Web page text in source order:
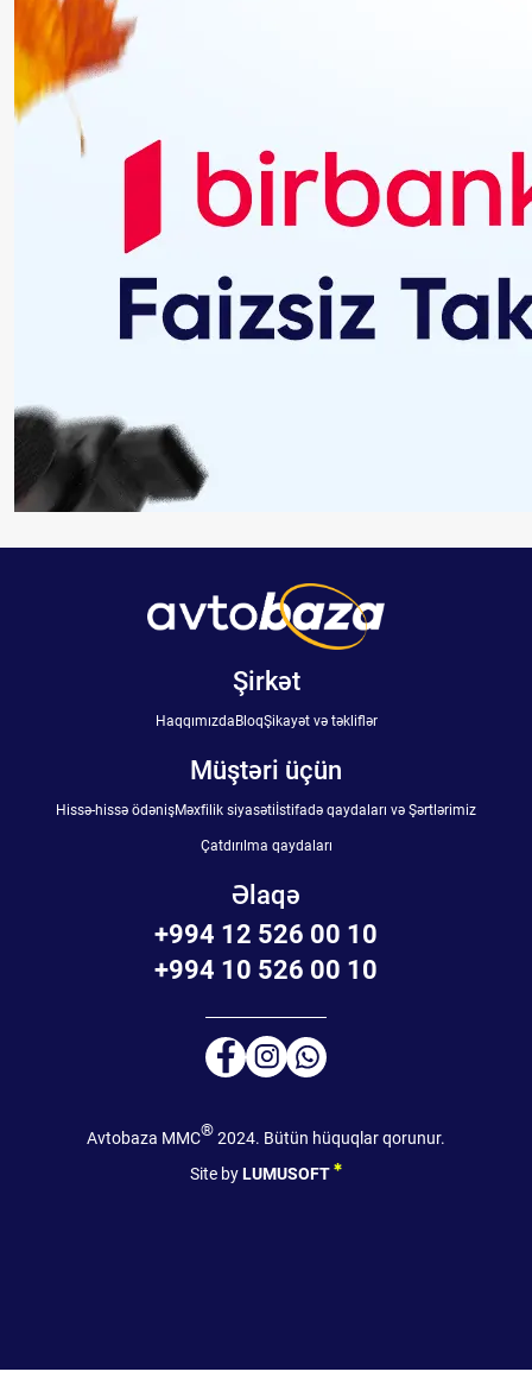
Şirkət
HaqqımızdaBloqŞikayət və təkliflər
Müştəri üçün
Hissə-hissə ödənişMəxfilik siyasətiİstifadə qaydaları və Şərtlərimiz
Çatdırılma qaydaları
Əlaqə
+994 12 526 00 10
+994 10 526 00 10
Avtobaza MMC®2024. Bütün hüquqlar qorunur.
Site byLUMUSOFT